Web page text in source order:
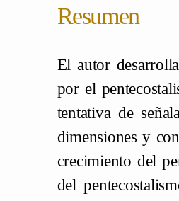
Resumen
El autor
por el
tentativa de
dimensiones y
crecimiento del
del